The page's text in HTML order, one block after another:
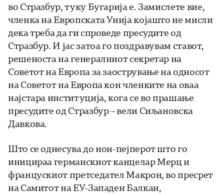
во Стразбур, туку Бугарија е. Замислете вие,
членка на Европската Унија којашто не мисли
дека треба да ги спроведе пресудите од
Стразбур. И јас затоа го поздравувам ставот,
решеноста на генералниот секретар на
Советот на Европа за заострување на односот
на Советот на Европа кон членките на оваа
најстара институција, кога се во прашање
пресудите од Стразбур – вели Сиљановска
Давкова.
Што се однесува до нон-пејперот што го
иницираа германскиот канцелар Мерц и
францускиот претседател Макрон, во пресрет
на Самитот на ЕУ-Западен Балкан,